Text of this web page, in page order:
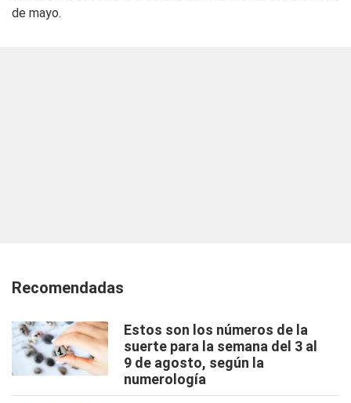
de mayo.
Recomendadas
Estos son los números de la
suerte para la semana del 3 al
9 de agosto, según la
numerología